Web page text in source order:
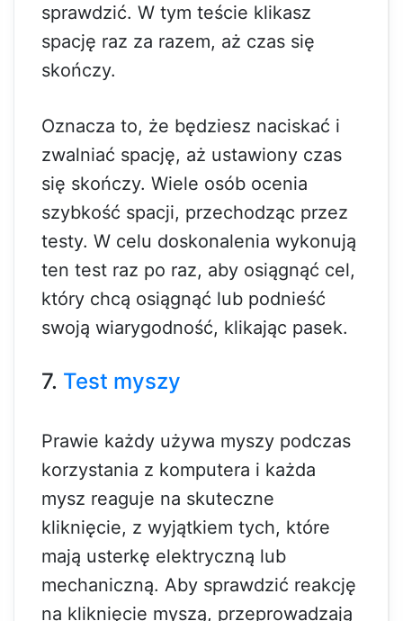
sprawdzić. W tym teście klikasz
spację raz za razem, aż czas się
skończy.
Oznacza to, że będziesz naciskać i
zwalniać spację, aż ustawiony czas
się skończy. Wiele osób ocenia
szybkość spacji, przechodząc przez
testy. W celu doskonalenia wykonują
ten test raz po raz, aby osiągnąć cel,
który chcą osiągnąć lub podnieść
swoją wiarygodność, klikając pasek.
7. Test myszy
Prawie każdy używa myszy podczas
korzystania z komputera i każda
mysz reaguje na skuteczne
kliknięcie, z wyjątkiem tych, które
mają usterkę elektryczną lub
mechaniczną. Aby sprawdzić reakcję
na kliknięcie myszą, przeprowadzają